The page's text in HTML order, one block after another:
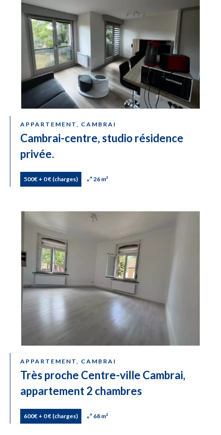
APPARTEMENT, CAMBRAI
Cambrai-centre, studio résidence
privée.
500€ + 0 € (charges) 26 m²
APPARTEMENT, CAMBRAI
Très proche Centre-ville Cambrai,
appartement 2 chambres
600€ + 0 € (charges) 68 m²